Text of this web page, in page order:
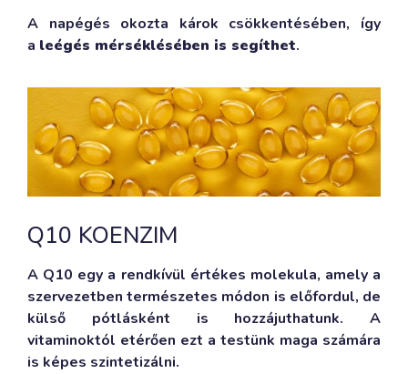
A napégés okozta károk csökkentésében, így
a leégés mérséklésében is segíthet.
Q10 KOENZIM
A Q10 egy a rendkívül értékes molekula, amely a
szervezetben természetes módon is előfordul, de
külső pótlásként is hozzájuthatunk. A
vitaminoktól etérően ezt a testünk maga számára
is képes szintetizálni.